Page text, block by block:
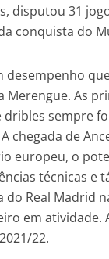
disputou 31
conquista do
desempenho
Merengue. As
dribles sempre
chegada de
europeu, o
técnicas e
Real Madrid
em atividade.
22.